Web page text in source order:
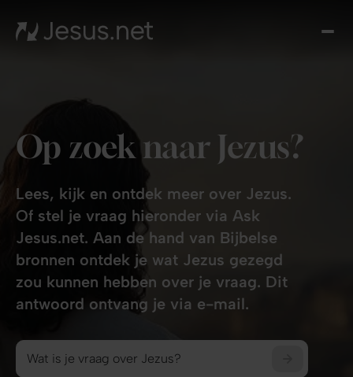
Wie
Op zoek naar Jezus?
Lees, kijk en ontdek meer over Jezus.
Of stel je vraag hieronder via Ask
Jesus.net. Aan de hand van Bijbelse
bronnen ontdek je wat Jezus gezegd
zou kunnen hebben over je vraag. Dit
antwoord ontvang je via e-mail.
Wat is je vraag over Jezus?